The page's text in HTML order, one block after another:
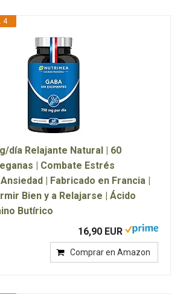
4
día Relajante Natural | 60
| Combate Estrés
| Fabricado en Francia |
Bien y a Relajarse | Ácido
Butírico
16,90 EUR
Comprar en Amazon